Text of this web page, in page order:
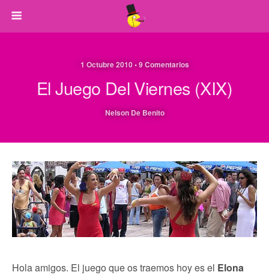
1 Octubre 2010 • 9 Comentarios
El Juego Del Viernes (XIX)
Nelson De Benito
Hola amigos. El juego que os traemos hoy es el Elona